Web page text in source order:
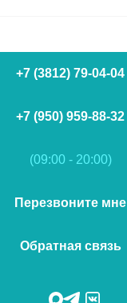
+7 (3812) 79-04-04
+7 (950) 959-88-32
(09:00 - 20:00)
Перезвоните мне
Обратная связь